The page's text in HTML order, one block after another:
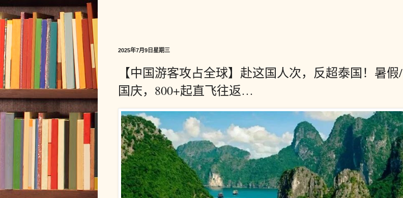
2025年7月9日星期三
【中国游客攻占全球】赴这国人次，反超泰国！暑假/
国庆，800+起直飞往返…